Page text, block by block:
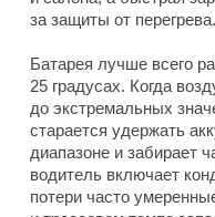
за защиты от перегрева.
Батарея лучше всего
25 градусах. Когда
до экстремальных
старается удержать
диапазоне и забирает
водитель включает
потери часто